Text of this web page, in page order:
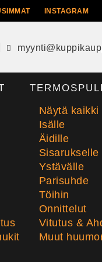
INSTAGRAM
Näytä kaikki
Isälle
Äidille
Sisarukselle
Ystävälle
Parisuhde
Töihin
Onnittelut
Vitutus &
Muut